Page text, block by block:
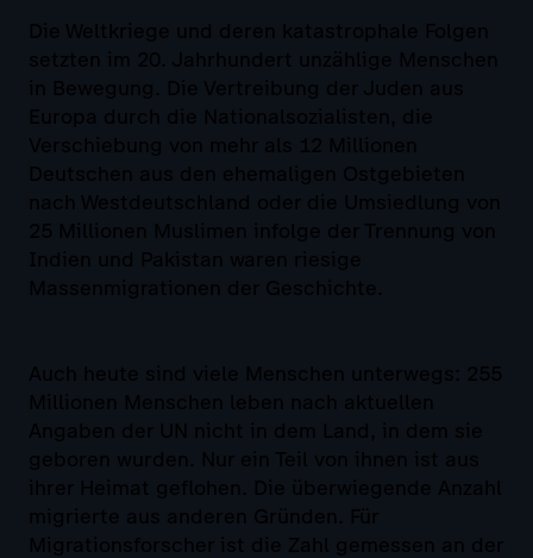
Die Weltkriege und deren katastrophale Folgen
setzten im 20. Jahrhundert unzählige Menschen
in Bewegung. Die Vertreibung der Juden aus
Europa durch die Nationalsozialisten, die
Verschiebung von mehr als 12 Millionen
Deutschen aus den ehemaligen Ostgebieten
nach Westdeutschland oder die Umsiedlung von
25 Millionen Muslimen infolge der Trennung von
Indien und Pakistan waren riesige
Massenmigrationen der Geschichte.
Auch heute sind viele Menschen unterwegs: 255
Millionen Menschen leben nach aktuellen
Angaben der UN nicht in dem Land, in dem sie
geboren wurden. Nur ein Teil von ihnen ist aus
ihrer Heimat geflohen. Die überwiegende Anzahl
migrierte aus anderen Gründen. Für
Migrationsforscher ist die Zahl gemessen an der